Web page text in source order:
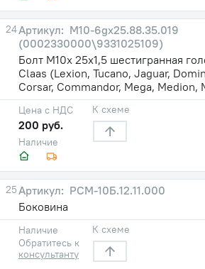
24
М10-6gх25.88.35.019
(0002330000\9331025109)
Болт М10х 25х1,5 шестигранная
Claas (Lexion, Tucano, Jaguar,
Corsar, Commandor, Mega, Medion,
Наличие
Цена с НДС
200 руб.
К схеме
25
РСМ-10Б.12.11.000
Боковина
Наличие
Обратитесь к
консультанту
К схеме